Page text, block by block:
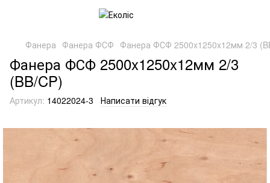
Фанера Фанера ФСФ Фанера ФСФ 2500x1250x12мм 2/3
Фанера ФСФ 2500x1250x12мм 2/3
(BB/CP)
Артикул: 14022024-3 Написати відгук